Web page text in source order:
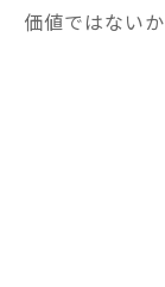
価値ではないか